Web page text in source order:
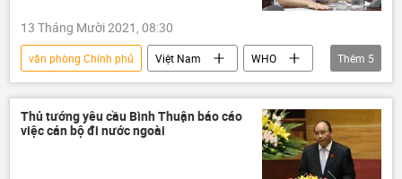
13 Tháng Mười 2021, 08:30
văn phòng Chính phủ Việt Nam
WHO
Chính phủ
Vaccine
Thủ tướng
Covid-19 tại Việt Nam
Đại dịch COVID-19
Thêm 5
Thủ tướng yêu cầu Bình Thuận báo cáo
việc cán bộ đi nước ngoài